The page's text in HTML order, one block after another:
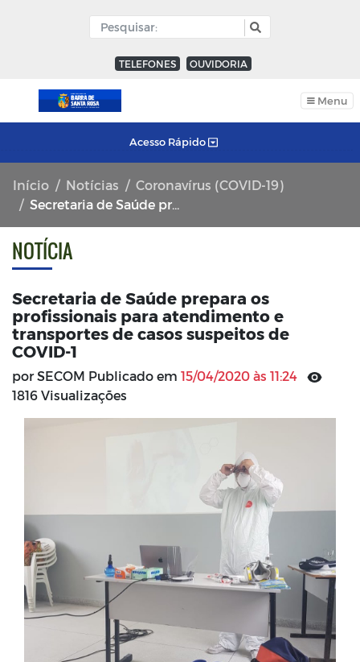
TELEFONES OUVIDORIA
Menu
Acesso Rápido
Início Notícias
Coronavírus (COVID-19)
Secretaria de Saúde prepara os profissionais para atendimento e transportes de casos suspeitos de COVID-1
NOTÍCIA
Secretaria de Saúde prepara os
profissionais para atendimento e
transportes de casos suspeitos de
COVID-1
por SECOM Publicado em 15/04/2020 às 11:24
1816 Visualizações